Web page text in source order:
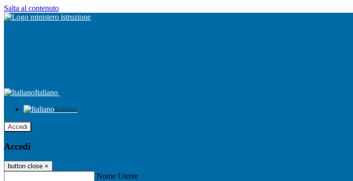
Salta al contenuto
Italiano
Italiano
Accedi
Accedi
button close ×
Nome Utente